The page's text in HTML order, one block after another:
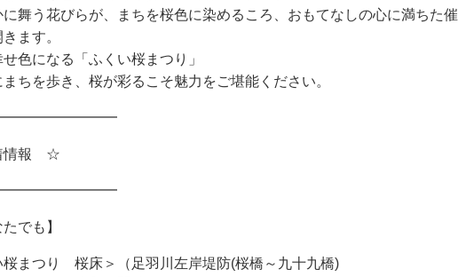
に舞う花びらが、まちを桜色に染めるころ、おもてなしの心に満ちた催
ます。
せ色になる「ふくい桜まつり」
ちを歩き、桜が彩るこそ魅力をご堪能ください。
情報 ☆
でも】
桜まつり 桜床＞（足羽川左岸堤防(桜橋～九十九橋)